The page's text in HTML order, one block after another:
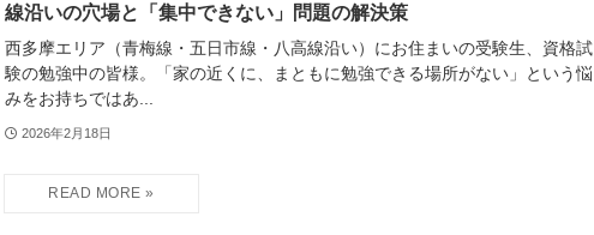
線沿いの穴場と「集中できない」問題の解決策
西多摩エリア（青梅線・五日市線・八高線沿い）にお住まいの受験生、資格試
験の勉強中の皆様。「家の近くに、まともに勉強できる場所がない」という悩
みをお持ちではあ...
2026年2月18日